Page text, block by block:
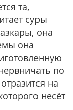
та,
суры
она
она
по
на
несёт